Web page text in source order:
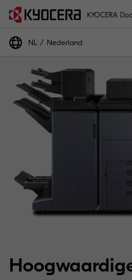
Veilig en
KYOCERA
NL Nederland